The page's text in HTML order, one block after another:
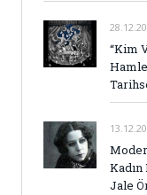
“Kim
Jale